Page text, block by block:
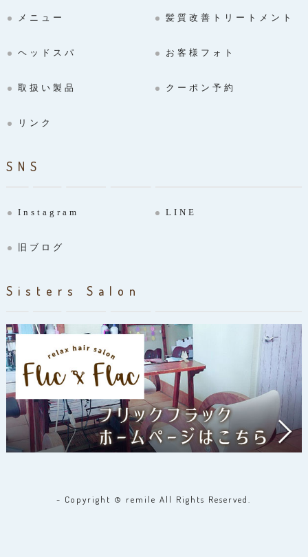
メニュー 髪質改善トリートメント
ヘッドスパ お客様フォト
取扱い製品 クーポン予約
リンク
SNS
Instagram LINE
旧ブログ
Sisters Salon
- Copyright © remile All Rights Reserved.